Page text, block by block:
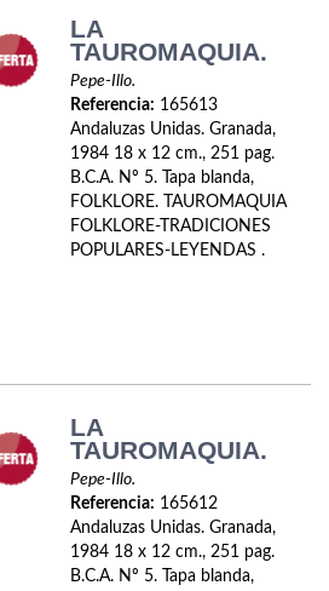
LA
TAUROMAQUIA.
Pepe-Illo.
Referencia: 165613
Andaluzas Unidas. Granada,
1984 18 x 12 cm., 251 pag.
B.C.A. Nº 5. Tapa blanda,
FOLKLORE. TAUROMAQUIA
FOLKLORE-TRADICIONES
POPULARES-LEYENDAS .
LA
TAUROMAQUIA.
Pepe-Illo.
Referencia: 165612
Andaluzas Unidas. Granada,
1984 18 x 12 cm., 251 pag.
B.C.A. Nº 5. Tapa blanda,